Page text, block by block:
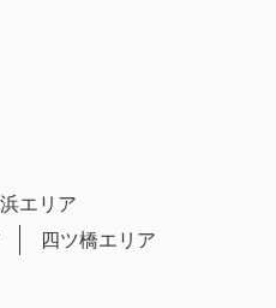
エリア
四ツ橋エリア